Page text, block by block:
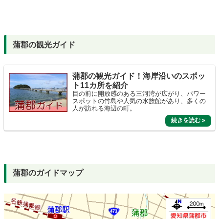
蒲郡の観光ガイド
蒲郡の観光ガイド！海岸沿いのスポッ
ト11カ所を紹介
目の前に開放感のある三河湾が広がり、パワー
スポットの竹島や人気の水族館があり、多くの
人が訪れる海辺の町。
蒲郡のガイドマップ